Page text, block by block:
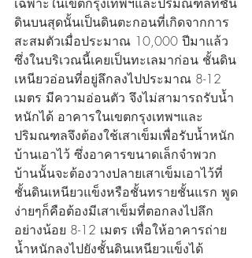
ดินบนสุดนั้นเป็นดินตะกอนที่เกิดจากการ
สะสมตัวเมื่อประมาณ 10,000 ปีมาแล้ว
ซึ่งในบริเวณนี้เคยเป็นทะเลมาก่อน ชั้นดิน
เหนียวอ่อนที่อยู่ลึกลงไปประมาณ 8-12
เมตร มีความอ่อนตัว จึงไม่สามารถรับน้ำ
หนักได้ อาคารในเขตกรุงเทพฯและ
ปริมณฑลจึงต้องใช้เสาเข็มเพื่อรับน้ำหนัก
บ้านเอาไว้ ซึ่งอาคารขนาดเล็กจำพวก
บ้านนั้นจะต้องวางปลายเสาเข็มเอาไว้ที่
ชั้นดินเหนียวแข็งหรือชั้นทรายชั้นแรก พูด
ง่ายๆก็คือต้องมีเสาเข็มที่ตอกลงไปลึก
อย่างน้อย 8-12 เมตร เพื่อให้อาคารถ่าย
น้ำหนักลงไปยังชั้นดินเหนียวแข็งได้